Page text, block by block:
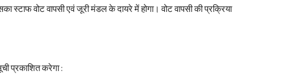
वोट वापसी एवं जूरी मंडल के दायरे में होगा। वोट वापसी की प्रक्रिया
प्रकाशित करेगा :